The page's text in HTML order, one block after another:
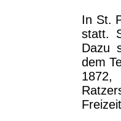
In St.
statt.
Dazu
dem